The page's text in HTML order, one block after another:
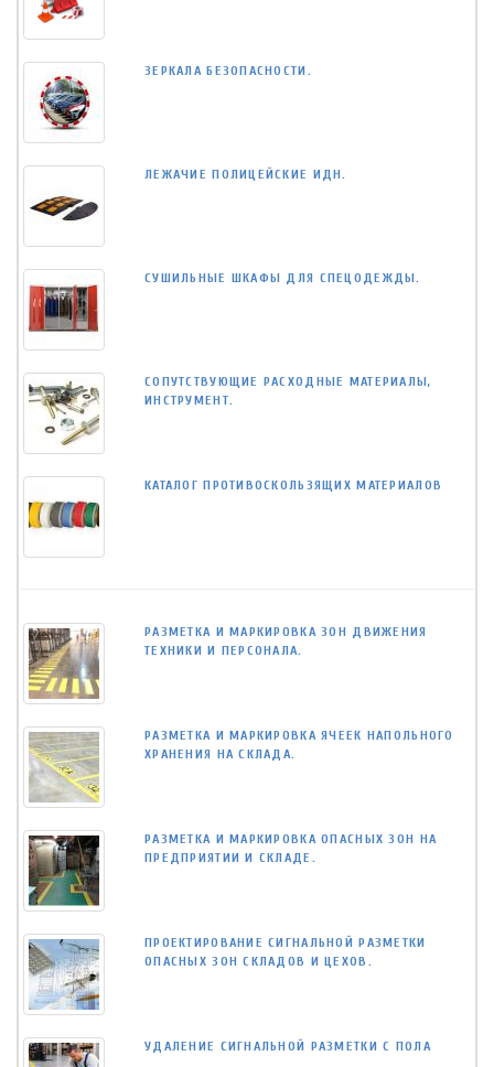
ЗЕРКАЛА БЕЗОПАСНОСТИ.
ЛЕЖАЧИЕ ПОЛИЦЕЙСКИЕ ИДН.
СУШИЛЬНЫЕ ШКАФЫ ДЛЯ СПЕЦОДЕЖДЫ.
СОПУТСТВУЮЩИЕ РАСХОДНЫЕ МАТЕРИАЛЫ,
ИНСТРУМЕНТ.
КАТАЛОГ ПРОТИВОСКОЛЬЗЯЩИХ МАТЕРИАЛОВ
РАЗМЕТКА И МАРКИРОВКА ЗОН ДВИЖЕНИЯ
ТЕХНИКИ И ПЕРСОНАЛА.
РАЗМЕТКА И МАРКИРОВКА ЯЧЕЕК НАПОЛЬНОГО
ХРАНЕНИЯ НА СКЛАДА.
РАЗМЕТКА И МАРКИРОВКА ОПАСНЫХ ЗОН НА
ПРЕДПРИЯТИИ И СКЛАДЕ.
ПРОЕКТИРОВАНИЕ СИГНАЛЬНОЙ РАЗМЕТКИ
ОПАСНЫХ ЗОН СКЛАДОВ И ЦЕХОВ.
УДАЛЕНИЕ СИГНАЛЬНОЙ РАЗМЕТКИ С ПОЛА